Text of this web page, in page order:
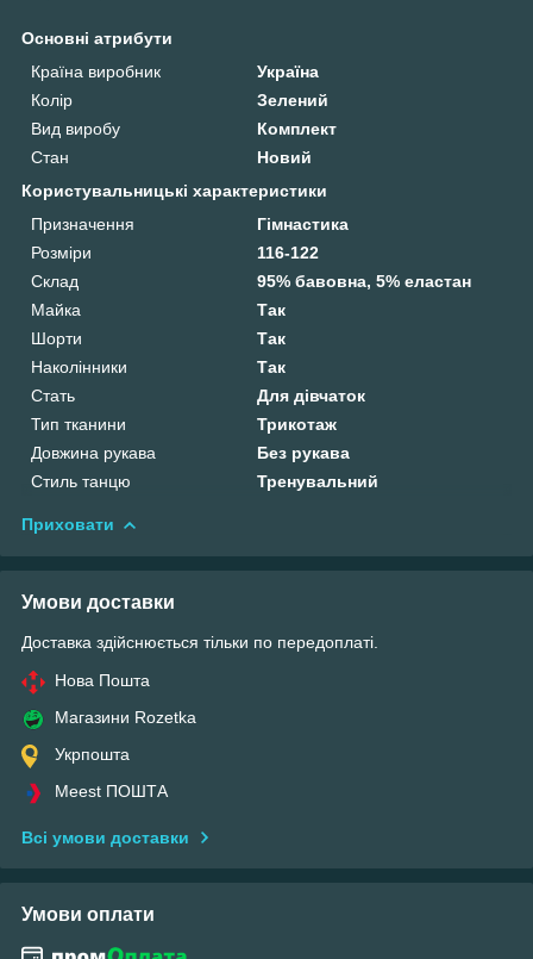
Основні атрибути
Країна виробник
Україна
Колір
Зелений
Вид виробу
Комплект
Стан
Новий
Користувальницькі характеристики
Призначення
Гімнастика
Розміри
116-122
Склад
95% бавовна, 5% еластан
Майка
Так
Шорти
Так
Наколінники
Так
Стать
Для дівчаток
Тип тканини
Трикотаж
Довжина рукава
Без рукава
Стиль танцю
Тренувальний
Приховати
Умови доставки
Доставка здійснюється тільки по передоплаті.
Нова Пошта
Магазини Rozetka
Укрпошта
Meest ПОШТА
Всі умови доставки
Умови оплати